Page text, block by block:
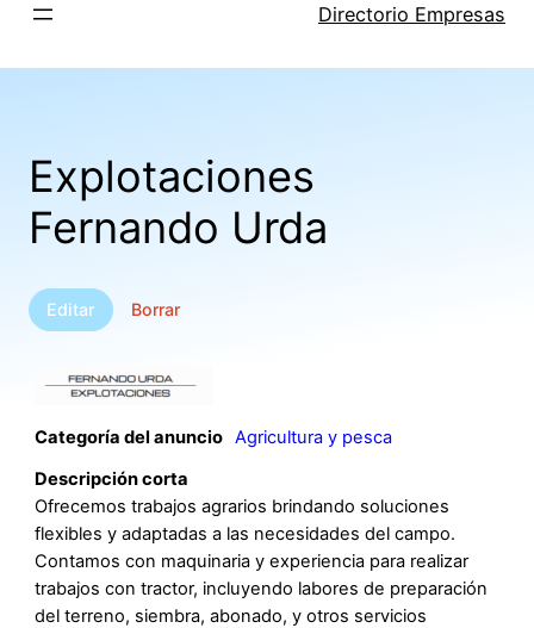
Saltar
Directorio Empresas
Explotaciones
Fernando Urda
Editar Borrar
Categoría del anuncio Agricultura y pesca
Descripción corta
Ofrecemos trabajos agrarios brindando soluciones
flexibles y adaptadas a las necesidades del campo.
Contamos con maquinaria y experiencia para realizar
trabajos con tractor, incluyendo labores de preparación
del terreno, siembra, abonado, y otros servicios